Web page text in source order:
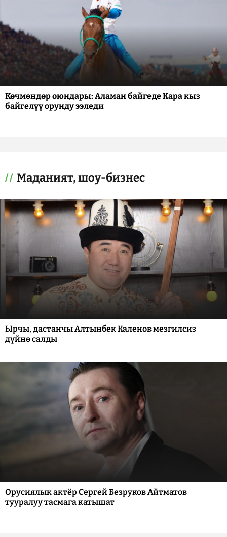
Көчмөндөр оюндары: Аламан байгеде Кара кыз
байгелүү орунду ээледи
Маданият, шоу-бизнес
Ырчы, дастанчы Алтынбек Каленов мезгилсиз
дүйнө салды
Орусиялык актёр Сергей Безруков Айтматов
тууралуу тасмага катышат